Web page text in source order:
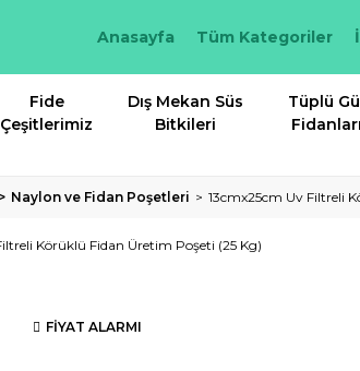
Anasayfa Tüm Kategoriler
Fide
Çeşitlerimiz
Dış Mekan Süs
Bitkileri
Tüplü
Fidanları
Naylon ve Fidan Poşetleri 13cmx25cm Uv Filtreli
FİYAT ALARMI